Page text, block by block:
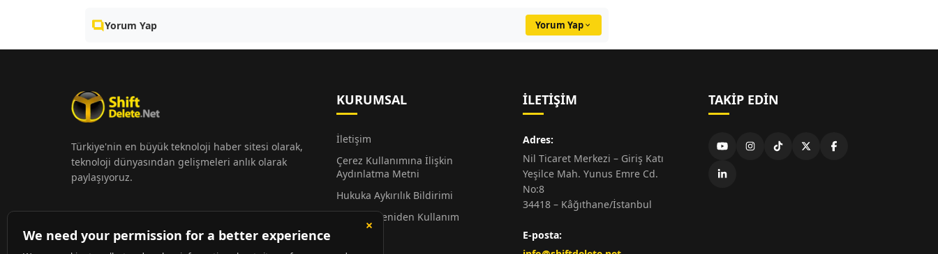
Yorum Yap Yorum Yap
Türkiye'nin en büyük teknoloji haber sitesi olarak,
teknoloji dünyasından gelişmeleri anlık olarak
paylaşıyoruz.
KURUMSAL
İletişim
Çerez Kullanımına İlişkin
Aydınlatma Metni
Hukuka Aykırılık Bildirimi
Alıntı ve Yeniden Kullanım
Hakkında
İLETIŞIM
Adres:
Nil Ticaret Merkezi – Giriş Katı
Yeşilce Mah. Yunus Emre Cd.
No:8
34418 – Kâğıthane/İstanbul
E-posta:
TAKIP EDIN